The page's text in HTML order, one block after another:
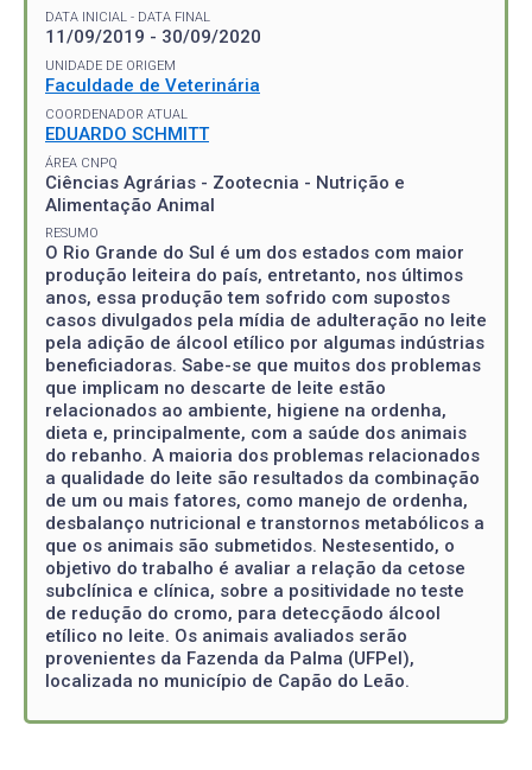
DATA INICIAL - DATA FINAL
11/09/2019 - 30/09/2020
UNIDADE DE ORIGEM
Faculdade de Veterinária
COORDENADOR ATUAL
EDUARDO SCHMITT
ÁREA CNPQ
Ciências Agrárias - Zootecnia - Nutrição e
Alimentação Animal
RESUMO
O Rio Grande do Sul é um dos estados com maior
produção leiteira do país, entretanto, nos últimos
anos, essa produção tem sofrido com supostos
casos divulgados pela mídia de adulteração no leite
pela adição de álcool etílico por algumas indústrias
beneficiadoras. Sabe-se que muitos dos problemas
que implicam no descarte de leite estão
relacionados ao ambiente, higiene na ordenha,
dieta e, principalmente, com a saúde dos animais
do rebanho. A maioria dos problemas relacionados
a qualidade do leite são resultados da combinação
de um ou mais fatores, como manejo de ordenha,
desbalanço nutricional e transtornos metabólicos a
que os animais são submetidos. Nestesentido, o
objetivo do trabalho é avaliar a relação da cetose
subclínica e clínica, sobre a positividade no teste
de redução do cromo, para detecçãodo álcool
etílico no leite. Os animais avaliados serão
provenientes da Fazenda da Palma (UFPel),
localizada no município de Capão do Leão.